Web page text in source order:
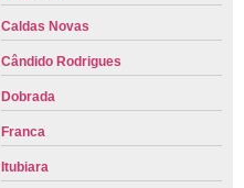
Caldas Novas
Cândido Rodrigues
Dobrada
Franca
Itubiara